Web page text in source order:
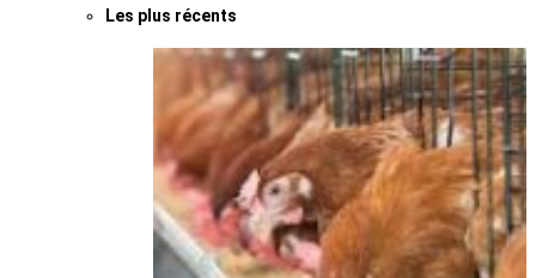
Les plus récents